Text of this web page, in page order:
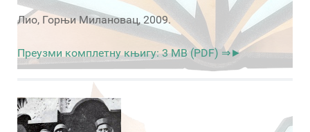
Лио, Горњи Милановац, 2009.
Преузми комплетну књигу: 3 MB (PDF) ⇒►